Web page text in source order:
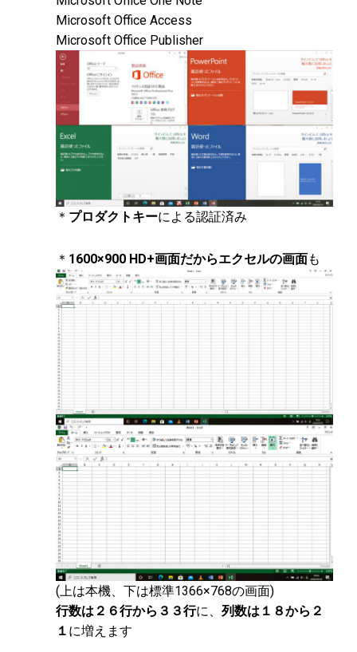
Microsoft Office Access
Microsoft Office Publisher
＊ プロダクトキーによる認証済み
＊ 1600×900 HD+画面だからエクセルの画面も
(上は本機、下は標準1366×768の画面)
行数は２６行から３３行に、 列数は１８から２
１ に増えます